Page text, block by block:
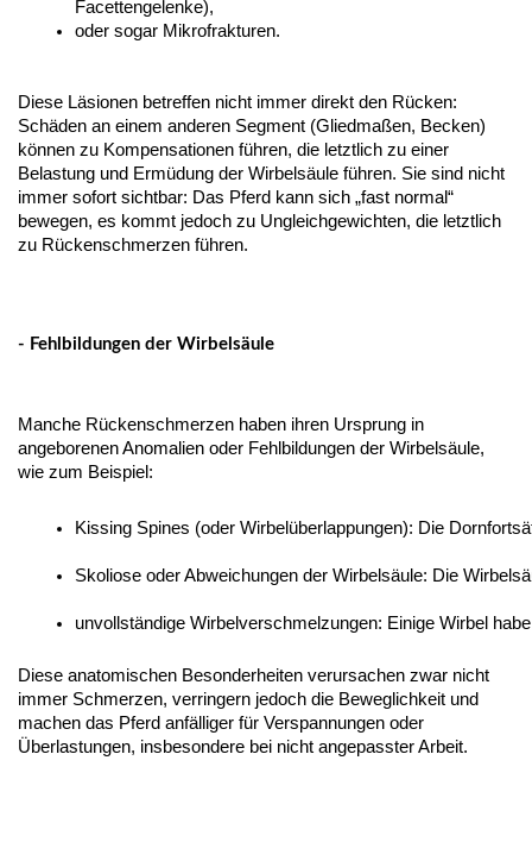
Facettengelenke),
oder sogar Mikrofrakturen.
Diese Läsionen betreffen nicht immer direkt den Rücken:
Schäden an einem anderen Segment (Gliedmaßen, Becken)
können zu Kompensationen führen, die letztlich zu einer
Belastung und Ermüdung der Wirbelsäule führen. Sie sind nicht
immer sofort sichtbar: Das Pferd kann sich „fast normal“
bewegen, es kommt jedoch zu Ungleichgewichten, die letztlich
zu Rückenschmerzen führen.
- Fehlbildungen der Wirbelsäule
Manche Rückenschmerzen haben ihren Ursprung in
angeborenen Anomalien oder Fehlbildungen der Wirbelsäule,
wie zum Beispiel:
Kissing Spines (oder Wirbelüberlappungen): Die
Skoliose oder Abweichungen der Wirbelsäule: Die
unvollständige Wirbelverschmelzungen: Einige Wirbel
Diese anatomischen Besonderheiten verursachen zwar nicht
immer Schmerzen, verringern jedoch die Beweglichkeit und
machen das Pferd anfälliger für Verspannungen oder
Überlastungen, insbesondere bei nicht angepasster Arbeit.